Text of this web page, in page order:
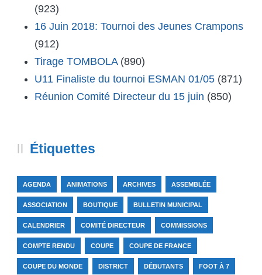
(923)
16 Juin 2018: Tournoi des Jeunes Crampons
(912)
Tirage TOMBOLA (890)
U11 Finaliste du tournoi ESMAN 01/05 (871)
Réunion Comité Directeur du 15 juin (850)
Étiquettes
AGENDA ANIMATIONS ARCHIVES ASSEMBLÉE
ASSOCIATION BOUTIQUE BULLETIN MUNICIPAL
CALENDRIER COMITÉ DIRECTEUR COMMISSIONS
COMPTE RENDU COUPE COUPE DE FRANCE
COUPE DU MONDE DISTRICT DÉBUTANTS FOOT À 7